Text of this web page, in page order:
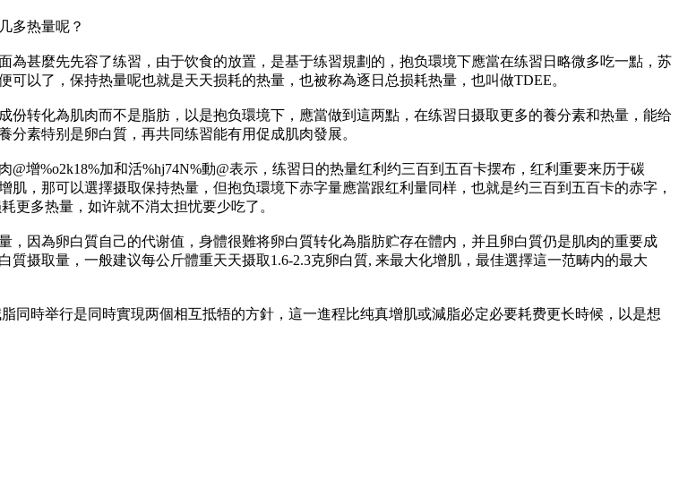
多热量呢？
甚麼先先容了练習，由于饮食的放置，是基于练習規劃的，抱负環境下應當在练習日略微多吃一點，苏
以了，保持热量呢也就是天天损耗的热量，也被称為逐日总损耗热量，也叫做TDEE。
转化為肌肉而不是脂肪，以是抱负環境下，應當做到這两點，在练習日摄取更多的養分素和热量，能给
素特别是卵白質，再共同练習能有用促成肌肉發展。
增%o2k18%加和活%hj74N%動@表示，练習日的热量红利约三百到五百卡摆布，红利重要来历于碳
，那可以選擇摄取保持热量，但抱负環境下赤字量應當跟红利量同样，也就是约三百到五百卡的赤字，
更多热量，如许就不消太担忧要少吃了。
，因為卵白質自己的代谢值，身體很難将卵白質转化為脂肪贮存在體内，并且卵白質仍是肌肉的重要成
摄取量，一般建议每公斤體重天天摄取1.6-2.3克卵白質, 来最大化增肌，最佳選擇這一范畴内的最大
同時举行是同時實現两個相互抵牾的方針，這一進程比纯真增肌或減脂必定必要耗费更长時候，以是想